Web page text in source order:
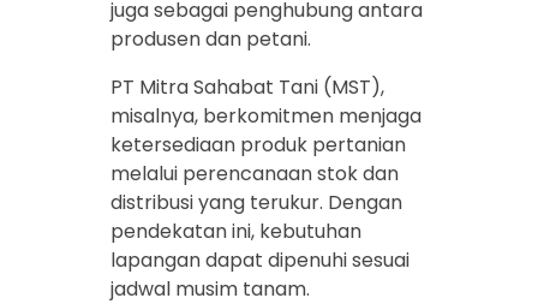
juga sebagai penghubung antara
produsen dan petani.
PT Mitra Sahabat Tani (MST),
misalnya, berkomitmen menjaga
ketersediaan produk pertanian
melalui perencanaan stok dan
distribusi yang terukur. Dengan
pendekatan ini, kebutuhan
lapangan dapat dipenuhi sesuai
jadwal musim tanam.